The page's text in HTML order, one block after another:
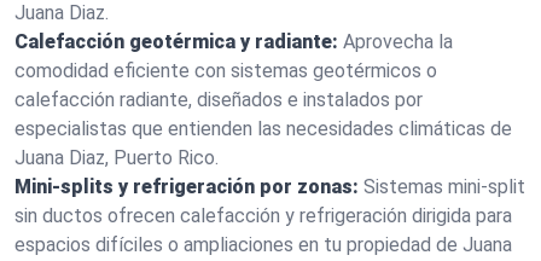
Juana Diaz.
Calefacción geotérmica y radiante: Aprovecha la
comodidad eficiente con sistemas geotérmicos o
calefacción radiante, diseñados e instalados por
especialistas que entienden las necesidades climáticas de
Juana Diaz, Puerto Rico.
Mini-splits y refrigeración por zonas: Sistemas mini-split
sin ductos ofrecen calefacción y refrigeración dirigida para
espacios difíciles o ampliaciones en tu propiedad de Juana